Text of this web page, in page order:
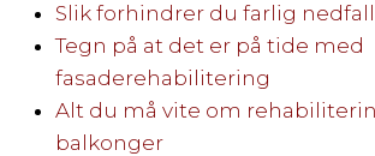
Slik forhindrer du farlig
Tegn på at det er på tide med
fasaderehabilitering
Alt du må vite om
balkonger